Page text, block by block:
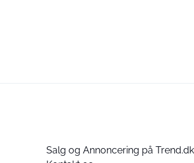
Salg og Annoncering på Trend.dk